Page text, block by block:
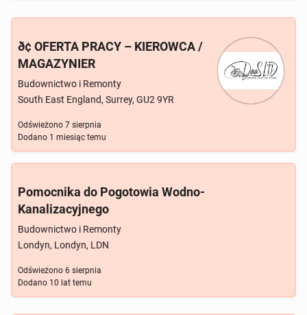
ð¢ OFERTA PRACY – KIEROWCA /
MAGAZYNIER
Budownictwo i Remonty
South East England, Surrey, GU2 9YR
Odświeżono 7 sierpnia
Dodano 1 miesiąc temu
Pomocnika do Pogotowia Wodno-
Kanalizacyjnego
Budownictwo i Remonty
Londyn, Londyn, LDN
Odświeżono 6 sierpnia
Dodano 10 lat temu